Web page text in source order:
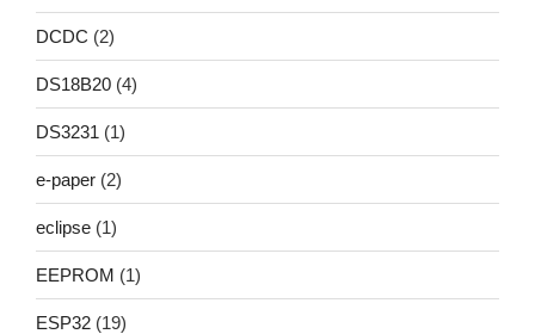
DCDC (2)
DS18B20 (4)
DS3231 (1)
e-paper (2)
eclipse (1)
EEPROM (1)
ESP32 (19)